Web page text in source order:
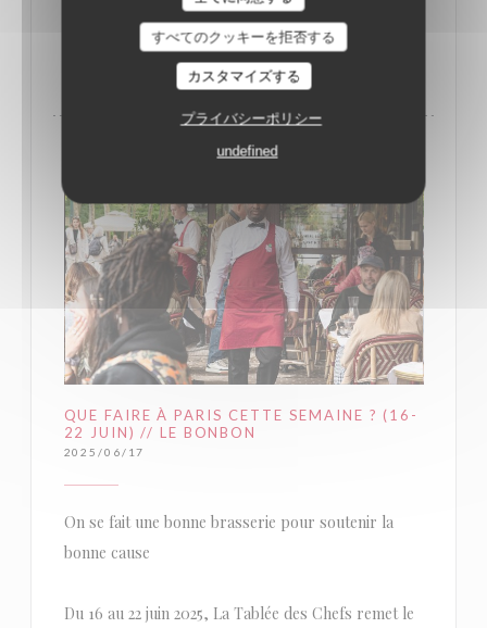
すべてのクッキーを拒否する
カスタマイズする
プライバシーポリシー
undefined
記事を読む((新しいウィンドウで開きます))
QUE FAIRE À PARIS CETTE SEMAINE ? (16-
22 JUIN) // LE BONBON
2025/06/17
On se fait une bonne brasserie pour soutenir la
bonne cause
Du 16 au 22 juin 2025, La Tablée des Chefs remet le